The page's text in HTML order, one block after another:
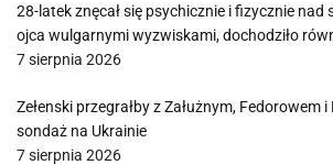
28-latek znęcał się psychicznie i fizycznie nad
ojca wulgarnymi wyzwiskami, dochodziło
7 sierpnia 2026
Zełenski przegrałby z Załużnym, Fedorowem
sondaż na Ukrainie
7 sierpnia 2026